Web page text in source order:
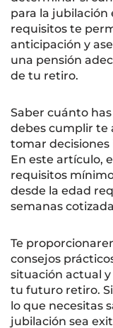
para la jubilación
requisitos te
anticipación y
una pensión
de tu retiro.
Saber cuánto
debes cumplir te
tomar
En este artículo,
requisitos
desde la edad
semanas
Te
consejos
situación actual
tu futuro retiro.
lo que necesitas
jubilación sea